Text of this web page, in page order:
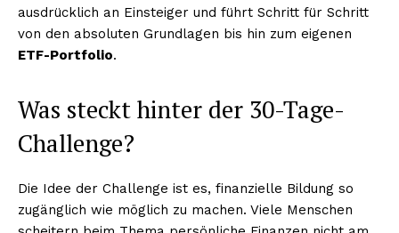
ausdrücklich an Einsteiger und führt Schritt für Schritt
von den absoluten Grundlagen bis hin zum eigenen
ETF-Portfolio.
Was steckt hinter der 30-Tage-
Challenge?
Die Idee der Challenge ist es, finanzielle Bildung so
zugänglich wie möglich zu machen. Viele Menschen